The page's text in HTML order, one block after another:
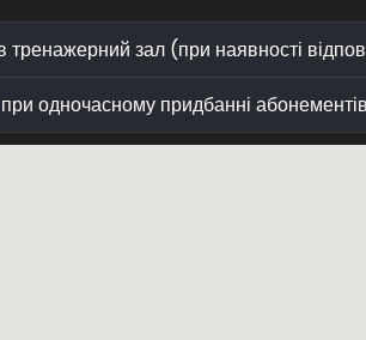
зал (при наявності
одночасному придбанні абонементів